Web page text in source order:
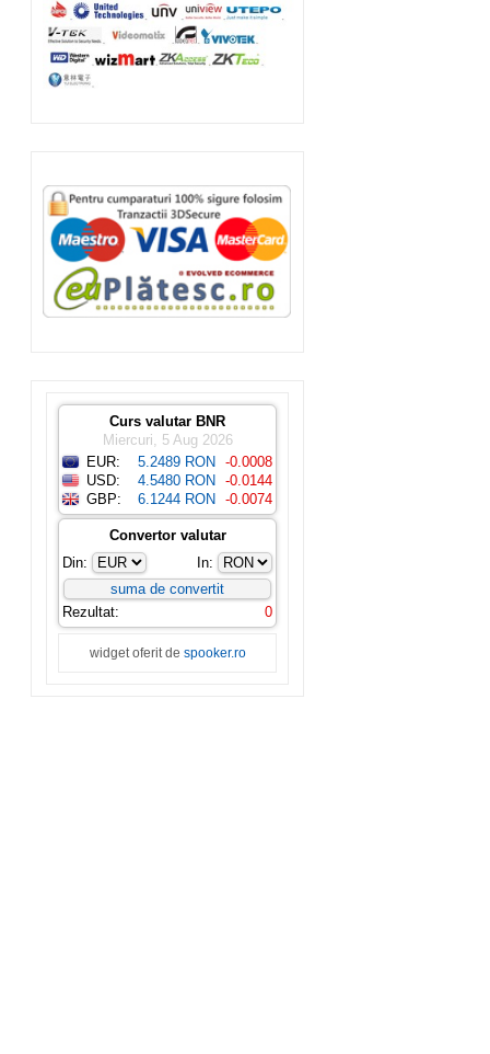
Curs valutar BNR
Miercuri, 5 Aug 2026
EUR:
5.2489 RON
-0.0008
USD:
4.5480 RON
-0.0144
GBP:
6.1244 RON -0.0074
Convertor valutar
Din:
In:
Rezultat: 0
widget oferit de spooker.ro